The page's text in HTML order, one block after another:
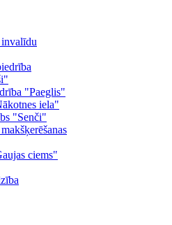
invalīdu
"Paeglis"
iela"
"Senči"
ciems"